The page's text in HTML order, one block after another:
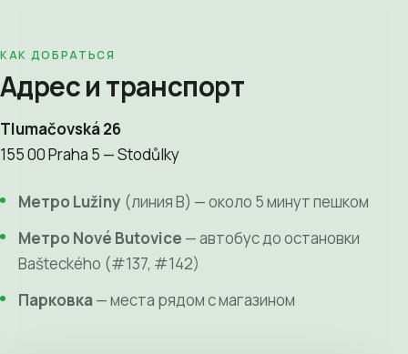
КАК ДОБРАТЬСЯ
Адрес и транспорт
Tlumačovská 26
155 00 Praha 5 — Stodůlky
Метро Lužiny (линия B) — около 5 минут пешком
Метро Nové Butovice — автобус до остановки
Bašteckého (#137, #142)
Парковка — места рядом с магазином